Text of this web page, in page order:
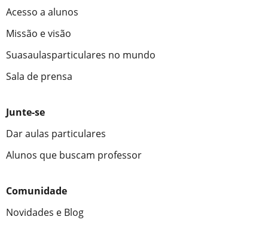
Acesso a alunos
Missão e visão
Suasaulasparticulares no mundo
Sala de prensa
Junte-se
Dar aulas particulares
Alunos que buscam professor
Comunidade
Novidades e Blog